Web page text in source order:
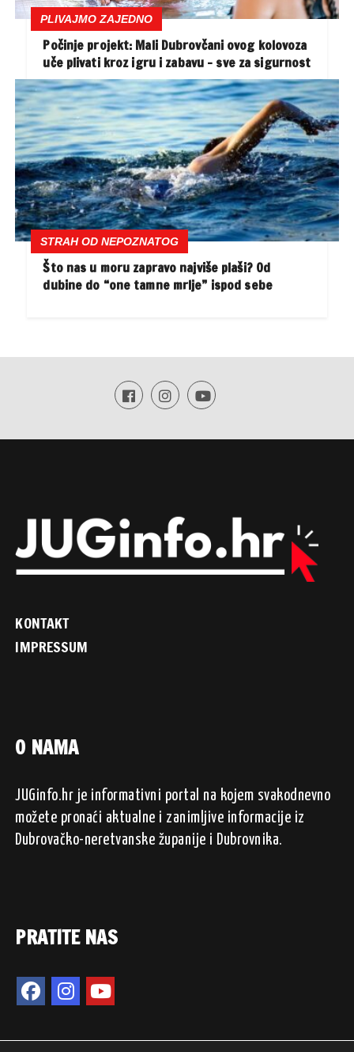
PLIVAJMO ZAJEDNO
Počinje projekt: Mali Dubrovčani ovog kolovoza
uče plivati kroz igru i zabavu – sve za sigurnost
STRAH OD NEPOZNATOG
Što nas u moru zapravo najviše plaši? Od
dubine do “one tamne mrlje” ispod sebe
KONTAKT
IMPRESSUM
O NAMA
JUGinfo.hr je informativni portal na kojem svakodnevno
možete pronaći aktualne i zanimljive informacije iz
Dubrovačko-neretvanske županije i Dubrovnika.
PRATITE NAS